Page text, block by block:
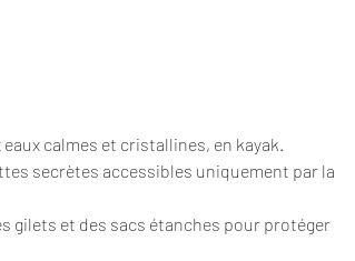
calmes et cristallines, en kayak.
secrètes accessibles uniquement par la
gilets et des sacs étanches pour protéger